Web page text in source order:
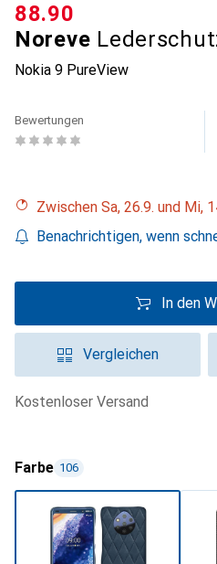
Noreve
Nokia 9 PureView
CHF
88.90
Bewertungen
Zwischen Sa, 26.9. und Mi,
Benachrichtigen, wenn
In den
Vergleichen
kostenloser Versand
Farbe 106